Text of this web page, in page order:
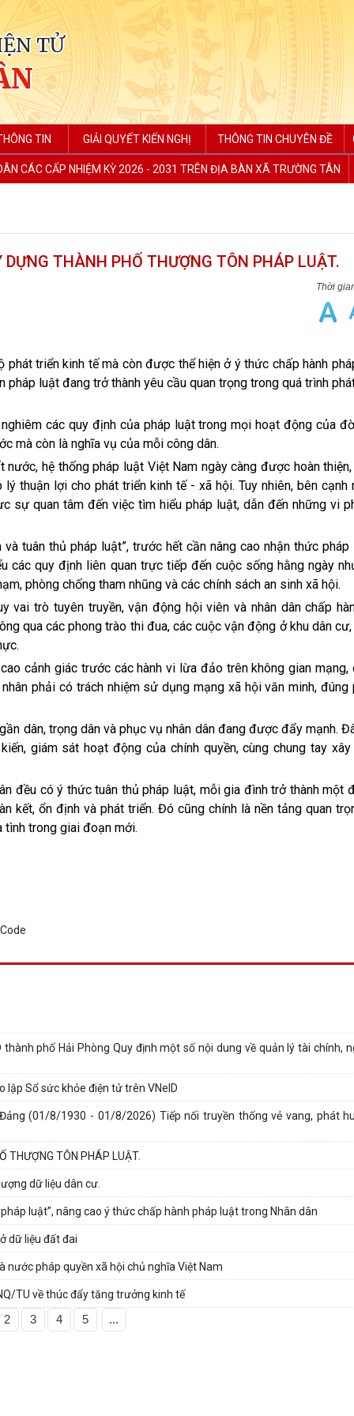
TỬ
TIN GIẢI QUYẾT KIẾN NGHỊ THÔNG TIN CHUYÊN ĐỀ
CÁC CẤP NHIỆM KỲ 2026 - 2031 TRÊN ĐỊA BÀN XÃ TRƯỜNG TÂN
THÀNH PHỐ THƯỢNG TÔN PHÁP LUẬT.
triển kinh tế mà còn được thể hiện ở ý thức chấp hành
luật đang trở thành yêu cầu quan trọng trong quá trình
các quy định của pháp luật trong mọi hoạt động của
mà còn là nghĩa vụ của mỗi công dân.
hệ thống pháp luật Việt Nam ngày càng được hoàn
thuận lợi cho phát triển kinh tế - xã hội. Tuy nhiên, bên cạnh
sự quan tâm đến việc tìm hiểu pháp luật, dẫn đến những vi
tuân thủ pháp luật”, trước hết cần nâng cao nhận thức
các quy định liên quan trực tiếp đến cuộc sống hằng ngày
phòng chống tham nhũng và các chính sách an sinh xã hội.
vai trò tuyên truyền, vận động hội viên và nhân dân chấp
qua các phong trào thi đua, các cuộc vận động ở khu dân
cảnh giác trước các hành vi lừa đảo trên không gian mạng,
phải có trách nhiệm sử dụng mạng xã hội văn minh, đúng
dân, trọng dân và phục vụ nhân dân đang được đẩy mạnh.
giám sát hoạt động của chính quyền, cùng chung tay
đều có ý thức tuân thủ pháp luật, mỗi gia đình trở thành một
kết, ổn định và phát triển. Đó cũng chính là nền tảng quan
tình trong giai đoạn mới.
phố Hải Phòng Quy định một số nội dung về quản lý tài chính,
lập Sổ sức khỏe điện tử trên VNeID
(01/8/1930 - 01/8/2026) Tiếp nối truyền thống vẻ vang, phát
THƯỢNG TÔN PHÁP LUẬT.
dữ liệu dân cư.
luật”, nâng cao ý thức chấp hành pháp luật trong Nhân dân
dữ liệu đất đai
nước pháp quyền xã hội chủ nghĩa Việt Nam
TU về thúc đẩy tăng trưởng kinh tế
2 3 4 5 ...